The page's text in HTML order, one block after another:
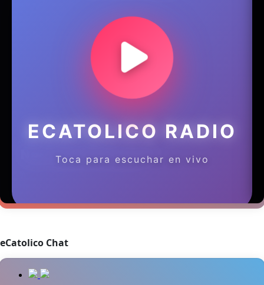
eCatolico Chat